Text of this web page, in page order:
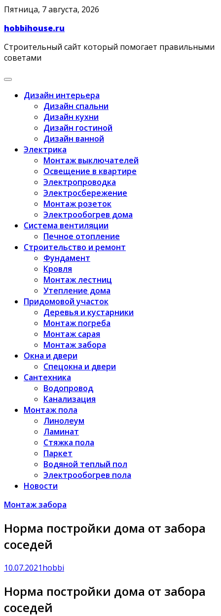
Skip
content
Пятница, 7 августа, 2026
hobbihouse.ru
Строительный сайт который помогает правильными
советами
Дизайн интерьера
Дизайн спальни
Дизайн кухни
Дизайн гостиной
Дизайн ванной
Электрика
Монтаж выключателей
Освещение в квартире
Электропроводка
Электросбережение
Монтаж розеток
Электрообогрев дома
Система вентиляции
Печное отопление
Строительство и ремонт
Фундамент
Кровля
Монтаж лестниц
Утепление дома
Придомовой участок
Деревья и кустарники
Монтаж погреба
Монтаж сарая
Монтаж забора
Окна и двери
Спецокна и двери
Сантехника
Водопровод
Канализация
Монтаж пола
Линолеум
Ламинат
Стяжка пола
Паркет
Водяной теплый пол
Электрообогрев пола
Новости
Монтаж забора
Норма постройки дома от забора
соседей
10.07.2021hobbi
Норма постройки дома от забора
соседей